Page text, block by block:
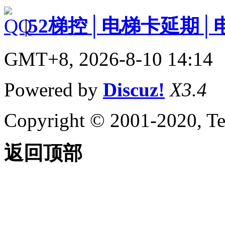
|52梯控│电梯卡延期│
GMT+8, 2026-8-10 14:14
Powered by Discuz! X3.4
Copyright © 2001-2020,
返回顶部